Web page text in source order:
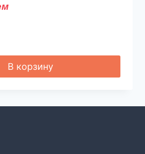
В корзину